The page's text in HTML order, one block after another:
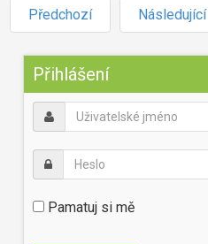
Předchozí Následující
Přihlášení
Pamatuj si mě
Předchozí
rok
Předchozí
měsíc